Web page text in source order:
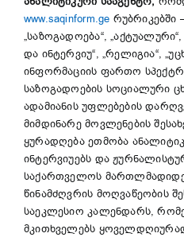
www.saqinform.ge რუბრიკებში
„საზოგადოება“,
და ინტერვიუ“, „რელიგია“,
ინფორმაციის ფართო
საზოგადოების სოციალური
ადამიანის უფლებების
მიმდინარე მოვლენების
ყურადღება ეთმობა
ინტერვიუებს და
საქართველოს
წინამძღვრის მოღვაწეობის
საეკლესიო კალენდარს,
მკითხველებს